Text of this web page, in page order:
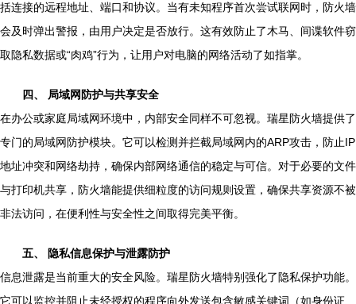
括连接的远程地址、端口和协议。当有未知程序首次尝试联网时，防火墙
会及时弹出警报，由用户决定是否放行。这有效防止了木马、间谍软件窃
取隐私数据或“肉鸡”行为，让用户对电脑的网络活动了如指掌。
四、 局域网防护与共享安全
在办公或家庭局域网环境中，内部安全同样不可忽视。瑞星防火墙提供了
专门的局域网防护模块。它可以检测并拦截局域网内的ARP攻击，防止IP
地址冲突和网络劫持，确保内部网络通信的稳定与可信。对于必要的文件
与打印机共享，防火墙能提供细粒度的访问规则设置，确保共享资源不被
非法访问，在便利性与安全性之间取得完美平衡。
五、 隐私信息保护与泄露防护
信息泄露是当前重大的安全风险。瑞星防火墙特别强化了隐私保护功能。
它可以监控并阻止未经授权的程序向外发送包含敏感关键词（如身份证